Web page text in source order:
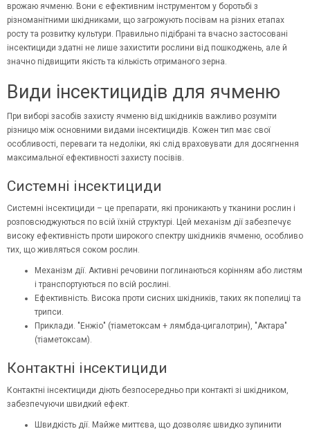
врожаю ячменю. Вони є ефективним інструментом у боротьбі з
різноманітними шкідниками, що загрожують посівам на різних етапах
росту та розвитку культури. Правильно підібрані та вчасно застосовані
інсектициди здатні не лише захистити рослини від пошкоджень, але й
значно підвищити якість та кількість отриманого зерна.
Види інсектицидів для ячменю
При виборі засобів захисту ячменю від шкідників важливо розуміти
різницю між основними видами інсектицидів. Кожен тип має свої
особливості, переваги та недоліки, які слід враховувати для досягнення
максимальної ефективності захисту посівів.
Системні інсектициди
Системні інсектициди – це препарати, які проникають у тканини рослин і
розповсюджуються по всій їхній структурі. Цей механізм дії забезпечує
високу ефективність проти широкого спектру шкідників ячменю, особливо
тих, що живляться соком рослин.
Механізм дії. Активні речовини поглинаються корінням або листям
і транспортуються по всій рослині.
Ефективність. Висока проти сисних шкідників, таких як попелиці та
трипси.
Приклади. "Енжіо" (тіаметоксам + лямбда-цигалотрин), "Актара"
(тіаметоксам).
Контактні інсектициди
Контактні інсектициди діють безпосередньо при контакті зі шкідником,
забезпечуючи швидкий ефект.
Швидкість дії. Майже миттєва, що дозволяє швидко зупинити